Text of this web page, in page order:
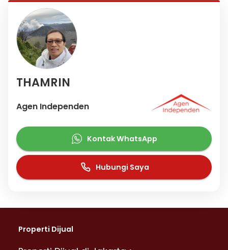
THAMRIN
Agen Independen
Kontak WhatsApp
Hubungi Saya
Properti Dijual